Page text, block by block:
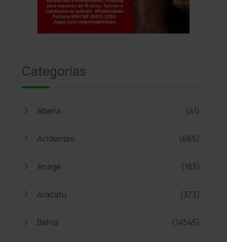
Categorias
Abaíra (41)
Acidentes (665)
Anagé (183)
Aracatu (373)
Bahia (14545)